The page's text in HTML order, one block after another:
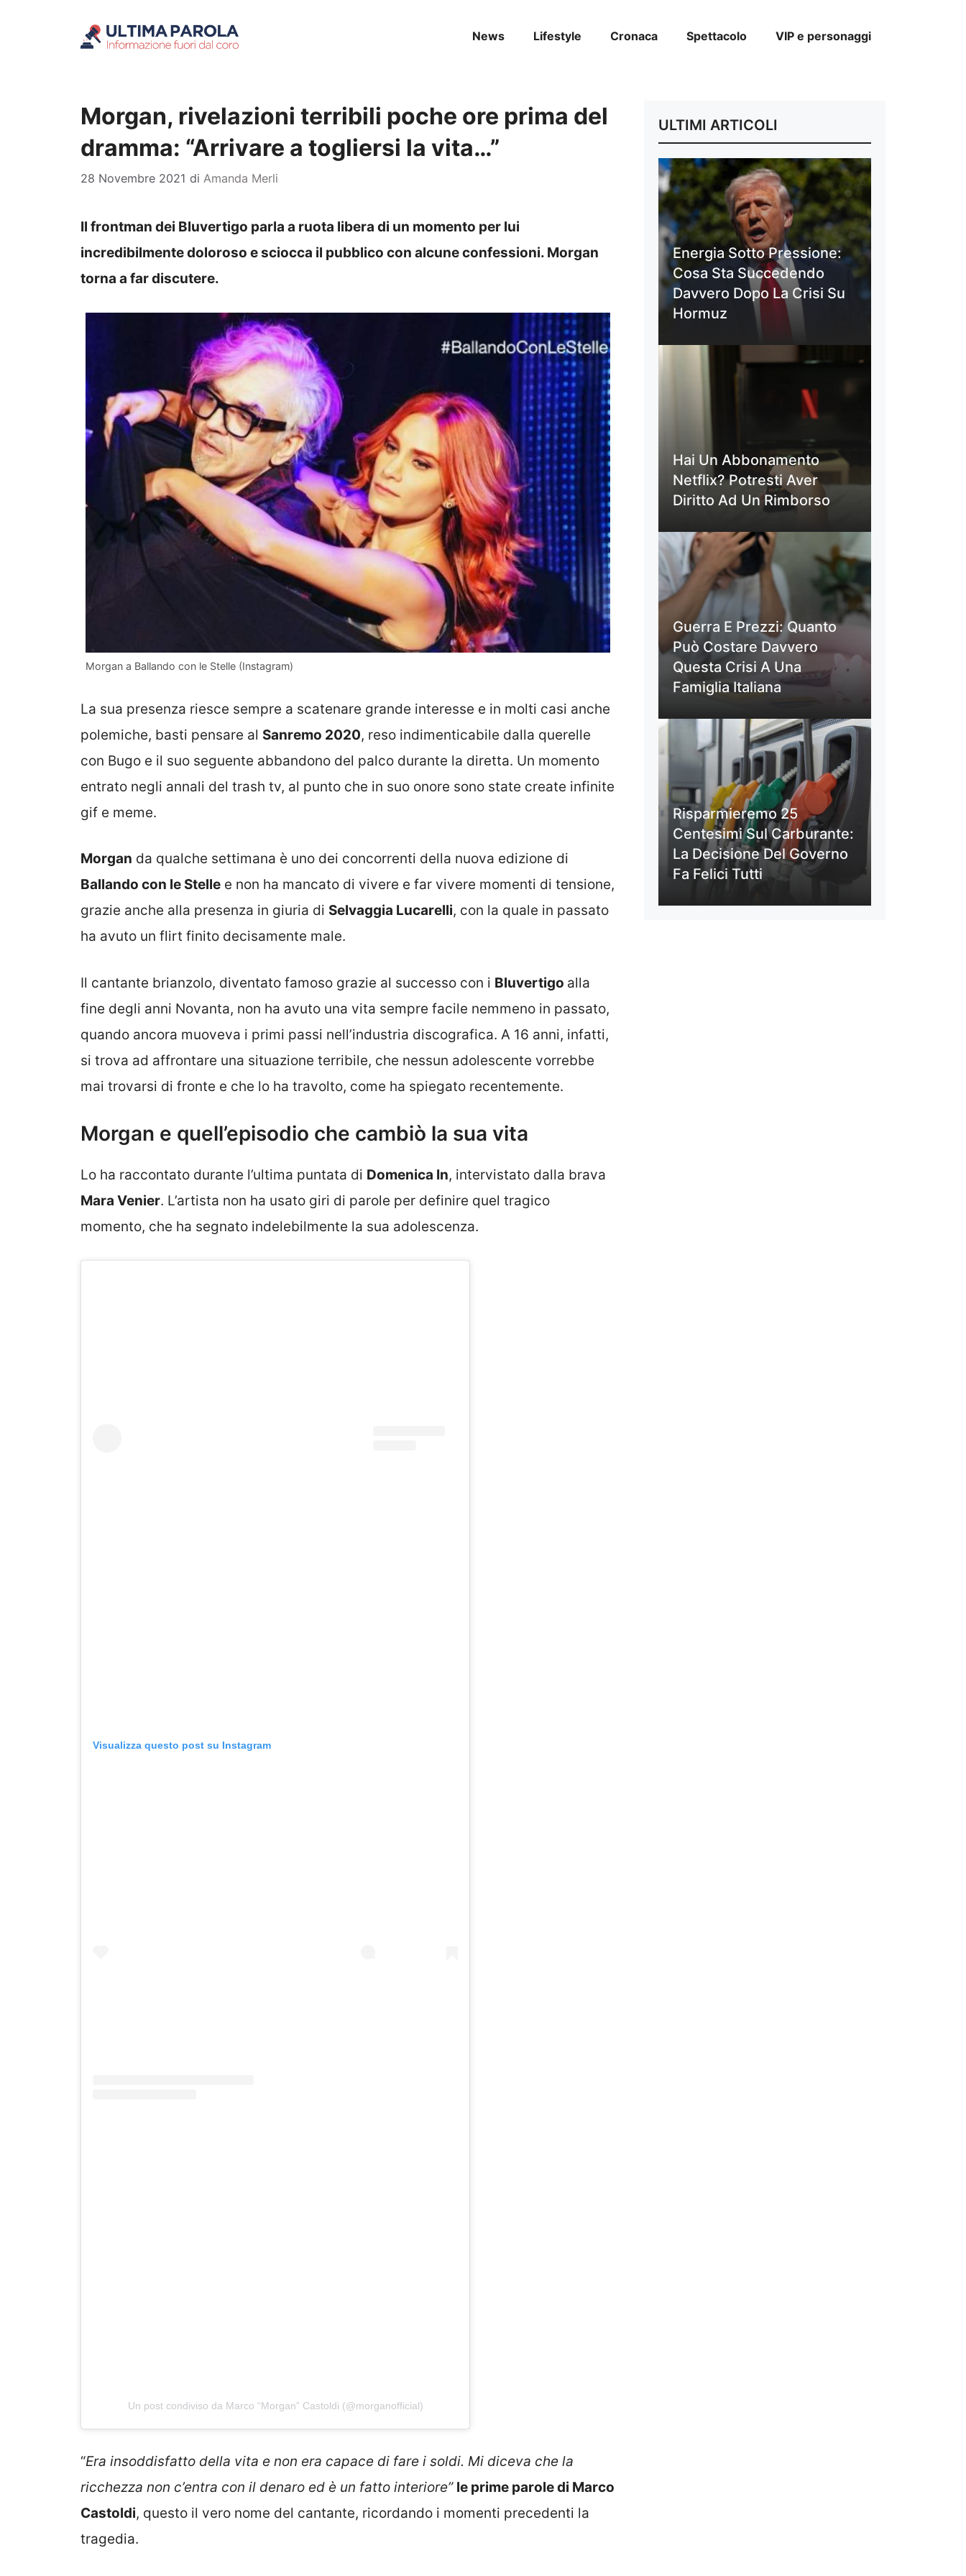
News Lifestyle Cronaca Spettacolo VIP e personaggi
Morgan, rivelazioni terribili poche ore prima del
dramma: “Arrivare a togliersi la vita…”
28 Novembre 2021 di Amanda Merli
Il frontman dei Bluvertigo parla a ruota libera di un momento per lui
incredibilmente doloroso e sciocca il pubblico con alcune confessioni. Morgan
torna a far discutere.
Morgan a Ballando con le Stelle (Instagram)
La sua presenza riesce sempre a scatenare grande interesse e in molti casi anche
polemiche, basti pensare al Sanremo 2020, reso indimenticabile dalla querelle
con Bugo e il suo seguente abbandono del palco durante la diretta. Un momento
entrato negli annali del trash tv, al punto che in suo onore sono state create infinite
gif e meme.
Morgan da qualche settimana è uno dei concorrenti della nuova edizione di
Ballando con le Stelle e non ha mancato di vivere e far vivere momenti di tensione,
grazie anche alla presenza in giuria di Selvaggia Lucarelli, con la quale in passato
ha avuto un flirt finito decisamente male.
Il cantante brianzolo, diventato famoso grazie al successo con i Bluvertigo alla
fine degli anni Novanta, non ha avuto una vita sempre facile nemmeno in passato,
quando ancora muoveva i primi passi nell’industria discografica. A 16 anni, infatti,
si trova ad affrontare una situazione terribile, che nessun adolescente vorrebbe
mai trovarsi di fronte e che lo ha travolto, come ha spiegato recentemente.
Morgan e quell’episodio che cambiò la sua vita
Lo ha raccontato durante l’ultima puntata di Domenica In, intervistato dalla brava
Mara Venier. L’artista non ha usato giri di parole per definire quel tragico
momento, che ha segnato indelebilmente la sua adolescenza.
Visualizza questo post su Instagram
Un post condiviso da Marco “Morgan” Castoldi (@morganofficial)
“Era insoddisfatto della vita e non era capace di fare i soldi. Mi diceva che la
ricchezza non c’entra con il denaro ed è un fatto interiore” le prime parole di Marco
Castoldi, questo il vero nome del cantante, ricordando i momenti precedenti la
tragedia.
ULTIMI ARTICOLI
Energia Sotto Pressione:
Cosa Sta Succedendo
Davvero Dopo La Crisi Su
Hormuz
Hai Un Abbonamento
Netflix? Potresti Aver
Diritto Ad Un Rimborso
Guerra E Prezzi: Quanto
Può Costare Davvero
Questa Crisi A Una
Famiglia Italiana
Risparmieremo 25
Centesimi Sul Carburante:
La Decisione Del Governo
Fa Felici Tutti